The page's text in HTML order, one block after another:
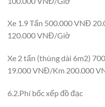
Xe 1.9 Tấn 500.000 VNĐ
120.000 VNĐ/Giờ
Xe 2 tấn (thùng dài 6m2)
19.000 VNĐ/Km 200.000
6.2.Phí bốc xếp đồ đạc